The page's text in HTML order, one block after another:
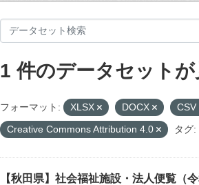
1 件のデータセット
フォーマット: XLSX DOCX CSV
Creative Commons Attribution 4.0
タグ:
【秋田県】社会福祉施設・法人便覧（令